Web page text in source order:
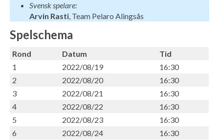
Svensk spelare:
Arvin Rasti, Team Pelaro Alingsås
Spelschema
Rond Datum
Tid
1
2022/08/19
16:30
2
2022/08/20
16:30
3
2022/08/21
16:30
4
2022/08/22
16:30
5
2022/08/23
16:30
6
2022/08/24
16:30